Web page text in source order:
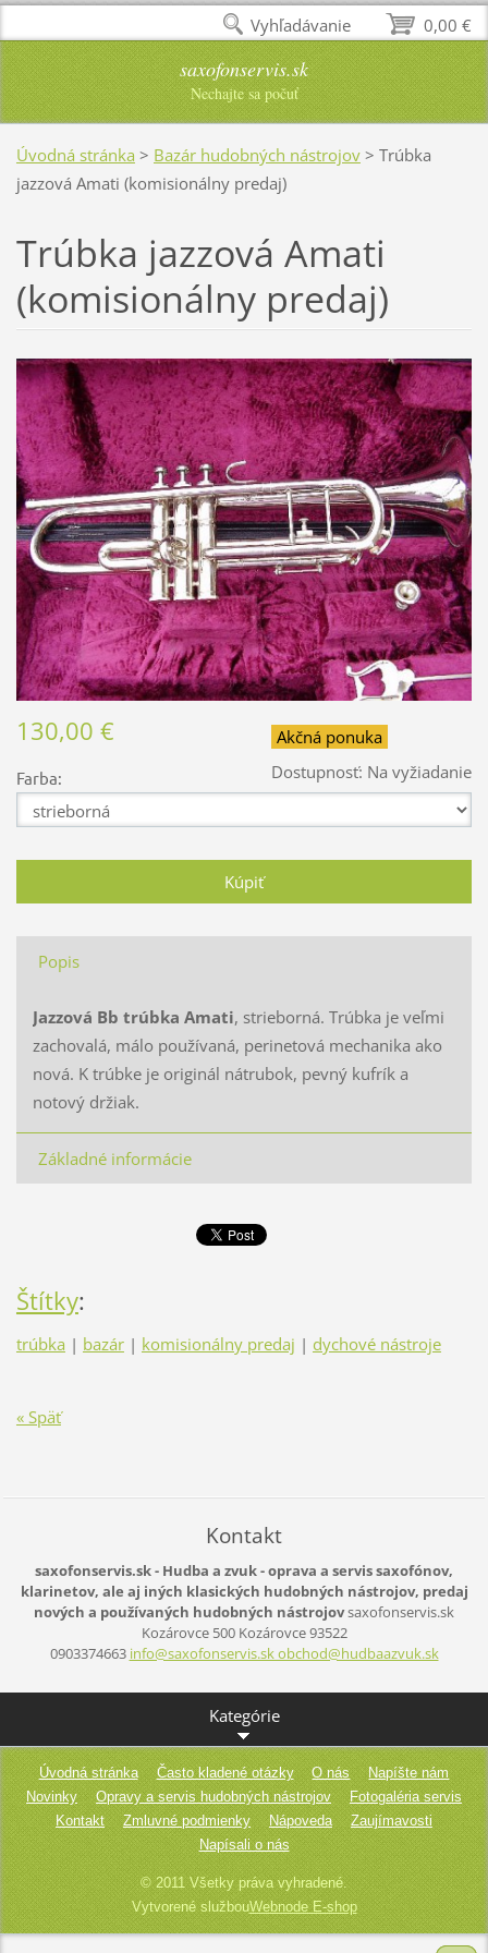
saxofonservis.sk
Nechajte sa počuť
Úvodná stránka > Bazár hudobných nástrojov > Trúbka
jazzová Amati (komisionálny predaj)
Trúbka jazzová Amati
(komisionálny predaj)
Akčná ponuka
Dostupnosť: Na vyžiadanie
130,00 €
Farba:
Popis
Jazzová Bb trúbka Amati, strieborná. Trúbka je veľmi
zachovalá, málo používaná, perinetová mechanika ako
nová. K trúbke je originál nátrubok, pevný kufrík a
notový držiak.
Základné informácie
Štítky:
trúbka | bazár | komisionálny predaj | dychové nástroje
« Späť
Kontakt
saxofonservis.sk - Hudba a zvuk - oprava a servis saxofónov,
klarinetov, ale aj iných klasických hudobných nástrojov, predaj
nových a používaných hudobných nástrojovsaxofonservis.sk
Kozárovce 500Kozárovce93522
0903374663 info@saxofonservis.sk obchod@hudbaazvuk.sk
Kategórie
Úvodná stránka Často kladené otázky O nás
Napíšte nám
Novinky
Opravy a servis hudobných nástrojov
Fotogaléria servis
Kontakt
Zmluvné podmienky Nápoveda
Zaujímavosti
Napísali o nás
© 2011 Všetky práva vyhradené.
Vytvorené službouWebnode E-shop
0,00 €
Vyhľadávanie